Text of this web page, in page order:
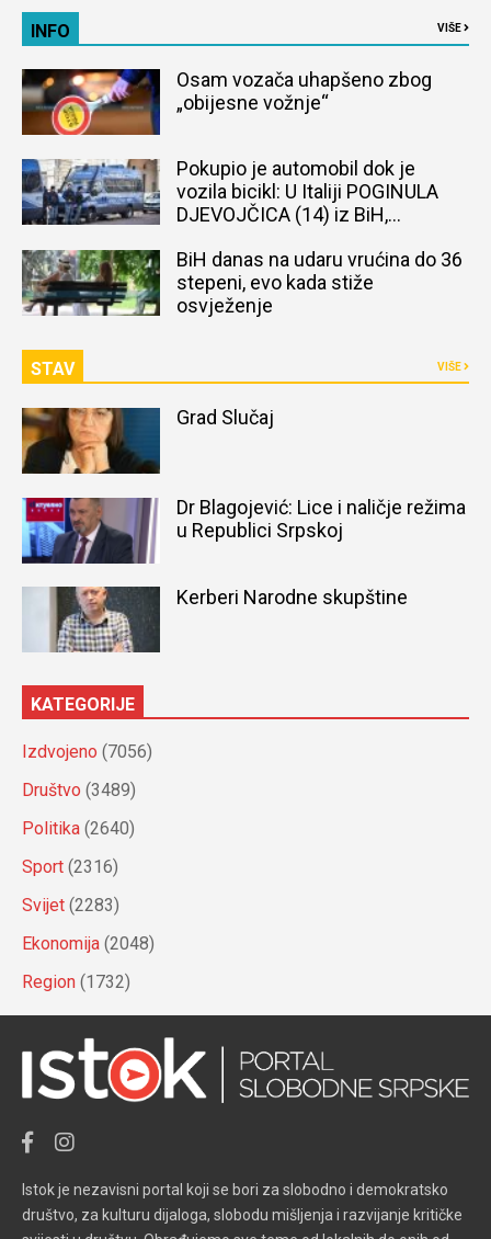
INFO VIŠE
Osam vozača uhapšeno zbog
„obijesne vožnje“
Pokupio je automobil dok je
vozila bicikl: U Italiji POGINULA
DJEVOJČICA (14) iz BiH,
BiH danas na udaru vrućina do 36
stepeni, evo kada stiže
osvježenje
STAV VIŠE
Grad Slučaj
Dr Blagojević: Lice i naličje režima
u Republici Srpskoj
Kerberi Narodne skupštine
KATEGORIJE
Izdvojeno (7056)
Društvo (3489)
Politika (2640)
Sport (2316)
Svijet (2283)
Ekonomija (2048)
Region (1732)
Istok je nezavisni portal koji se bori za slobodno i demokratsko
društvo, za kulturu dijaloga, slobodu mišljenja i razvijanje kritičke